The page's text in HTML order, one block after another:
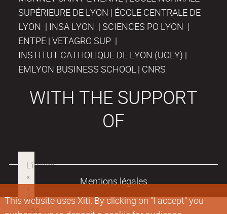
This website uses Xiti. By clicking on "I accept" you
SUPÉRIEURE DE LYON | ÉCOLE CENTRALE DE
LYON | INSA LYON | SCIENCES PO LYON |
ENTPE | VETAGRO SUP |
INSTITUT CATHOLIQUE DE LYON (UCLY) |
EMLYON BUSINESS SCHOOL | CNRS
WITH THE SUPPORT
OF
Mentions légales